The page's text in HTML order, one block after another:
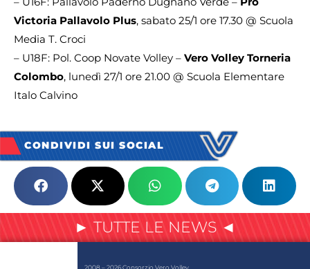
Victoria Pallavolo Plus, sabato 25/1 ore 17.30 @ Scuola
Media T. Croci
– U18F: Pol. Coop Novate Volley – Vero Volley Torneria
Colombo, lunedì 27/1 ore 21.00 @ Scuola Elementare
Italo Calvino
CONDIVIDI SUI SOCIAL
► TUTTE LE NEWS ◄
2008 – 2026 Consorzio Vero Volley